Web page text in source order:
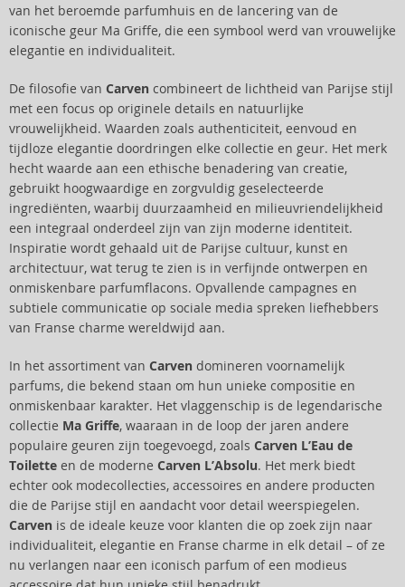
van het beroemde parfumhuis en de lancering van de
iconische geur Ma Griffe, die een symbool werd van vrouwelijke
elegantie en individualiteit.
De filosofie van Carven combineert de lichtheid van Parijse stijl
met een focus op originele details en natuurlijke
vrouwelijkheid. Waarden zoals authenticiteit, eenvoud en
tijdloze elegantie doordringen elke collectie en geur. Het merk
hecht waarde aan een ethische benadering van creatie,
gebruikt hoogwaardige en zorgvuldig geselecteerde
ingrediënten, waarbij duurzaamheid en milieuvriendelijkheid
een integraal onderdeel zijn van zijn moderne identiteit.
Inspiratie wordt gehaald uit de Parijse cultuur, kunst en
architectuur, wat terug te zien is in verfijnde ontwerpen en
onmiskenbare parfumflacons. Opvallende campagnes en
subtiele communicatie op sociale media spreken liefhebbers
van Franse charme wereldwijd aan.
In het assortiment van Carven domineren voornamelijk
parfums, die bekend staan om hun unieke compositie en
onmiskenbaar karakter. Het vlaggenschip is de legendarische
collectie Ma Griffe, waaraan in de loop der jaren andere
populaire geuren zijn toegevoegd, zoals Carven L’Eau de
Toilette en de moderne Carven L’Absolu. Het merk biedt
echter ook modecollecties, accessoires en andere producten
die de Parijse stijl en aandacht voor detail weerspiegelen.
Carven is de ideale keuze voor klanten die op zoek zijn naar
individualiteit, elegantie en Franse charme in elk detail – of ze
nu verlangen naar een iconisch parfum of een modieus